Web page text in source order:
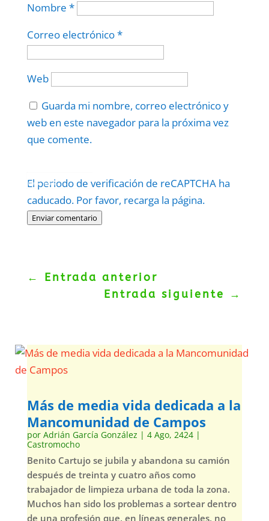
Nombre *
Correo electrónico*
Web
Guarda mi nombre, correo electrónico y
web en este navegador para la próxima vez
que comente.
El periodo de verificación de reCAPTCHA ha
caducado. Por favor, recarga la página.
Enviar comentario
Politica–Términos.
← Entrada anterior
Entrada siguiente
→
Más de media vida dedicada a la
Mancomunidad de Campos
por Adrián García González | 4 Ago, 2424|
Castromocho
Benito Cartujo se jubila y abandona su camión
después de treinta y cuatro años como
trabajador de limpieza urbana de toda la zona.
Muchos han sido los problemas a sortear dentro
de una profesión que, en líneas generales, no